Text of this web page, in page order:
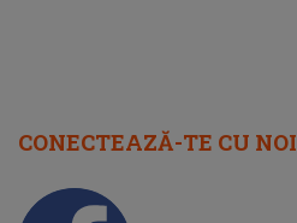
CONECTEAZĂ-TE CU NOI